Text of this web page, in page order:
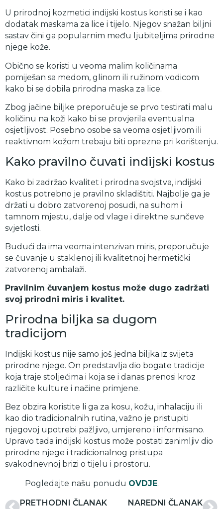
U prirodnoj kozmetici indijski kostus koristi se i kao
dodatak maskama za lice i tijelo. Njegov snažan biljni
sastav čini ga popularnim među ljubiteljima prirodne
njege kože.
Obično se koristi u veoma malim količinama
pomiješan sa medom, glinom ili ružinom vodicom
kako bi se dobila prirodna maska za lice.
Zbog jačine biljke preporučuje se prvo testirati malu
količinu na koži kako bi se provjerila eventualna
osjetljivost. Posebno osobe sa veoma osjetljivom ili
reaktivnom kožom trebaju biti oprezne pri korištenju.
Kako pravilno čuvati indijski kostus
Kako bi zadržao kvalitet i prirodna svojstva, indijski
kostus potrebno je pravilno skladištiti. Najbolje ga je
držati u dobro zatvorenoj posudi, na suhom i
tamnom mjestu, dalje od vlage i direktne sunčeve
svjetlosti.
Budući da ima veoma intenzivan miris, preporučuje
se čuvanje u staklenoj ili kvalitetnoj hermetički
zatvorenoj ambalaži.
Pravilnim čuvanjem kostus može dugo zadržati
svoj prirodni miris i kvalitet.
Prirodna biljka sa dugom
tradicijom
Indijski kostus nije samo još jedna biljka iz svijeta
prirodne njege. On predstavlja dio bogate tradicije
koja traje stoljećima i koja se i danas prenosi kroz
različite kulture i načine primjene.
Bez obzira koristite li ga za kosu, kožu, inhalaciju ili
kao dio tradicionalnih rutina, važno je pristupiti
njegovoj upotrebi pažljivo, umjereno i informisano.
Upravo tada indijski kostus može postati zanimljiv dio
prirodne njege i tradicionalnog pristupa
svakodnevnoj brizi o tijelu i prostoru.
Pogledajte našu ponudu OVDJE.
PRETHODNI ČLANAK NAREDNI ČLANAK